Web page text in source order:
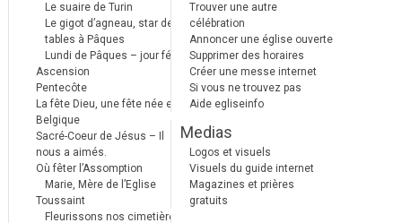
Le suaire de Turin
Le gigot d’agneau, star des
tables à Pâques
Lundi de Pâques – jour férié
Ascension
Pentecôte
La fête Dieu, une fête née en
Belgique
Sacré-Coeur de Jésus – Il
nous a aimés.
Où fêter l’Assomption
Marie, Mère de l’Eglise
Toussaint
Fleurissons nos cimetières
Trouver une autre
célébration
Annoncer une église ouverte
Supprimer des horaires
Créer une messe internet
Si vous ne trouvez pas
Aide egliseinfo
Medias
Logos et visuels
Visuels du guide internet
Magazines et prières
gratuits